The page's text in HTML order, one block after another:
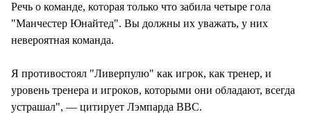
Речь о команде, которая только что забила четыре гола
"Манчестер Юнайтед". Вы должны их уважать, у них
невероятная команда.
Я противостоял "Ливерпулю" как игрок, как тренер, и
уровень тренера и игроков, которыми они обладают, всегда
устрашал", — цитирует Лэмпарда BBC.